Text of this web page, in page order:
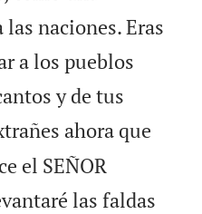
naciones. Eras
a los pueblos
y de tus
ahora que
el SEÑOR
las faldas